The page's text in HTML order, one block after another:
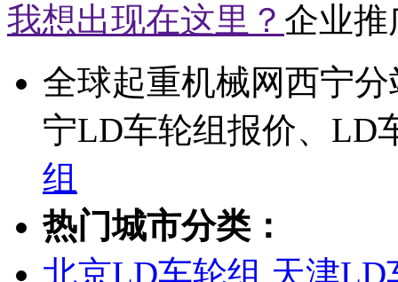
我想出现在这里？ 企业推
全球起重机械网西宁
宁LD车轮组报价、LD
组
热门城市分类：
北京LD车轮组 天津LD